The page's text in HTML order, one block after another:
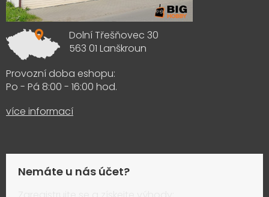
Dolní Třešňovec 30
563 01 Lanškroun
Provozní doba eshopu:
Po - Pá 8:00 - 16:00 hod.
více informací
Nemáte u nás účet?